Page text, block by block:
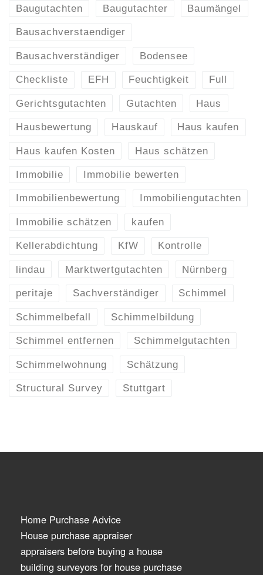
Baugutachten Baugutachter Baumängel
Bausachverstaendiger
Bausachverständiger Bodensee
Checkliste EFH Feuchtigkeit Full
Gerichtsgutachten Gutachten Haus
Hausbewertung Hauskauf Haus kaufen
Haus kaufen Kosten Haus schätzen
Immobilie Immobilie bewerten
Immobilienbewertung Immobiliengutachten
Immobilie schätzen kaufen
Kellerabdichtung KfW Kontrolle
lindau Marktwertgutachten Nürnberg
peritaje Sachverständiger Schimmel
Schimmelbefall Schimmelbildung
Schimmel entfernen Schimmelgutachten
Schimmelwohnung Schätzung
Structural Survey Stuttgart
Home Purchase Advice
House purchase appraiser
appraisers before buying a house
building surveyors for house purchase